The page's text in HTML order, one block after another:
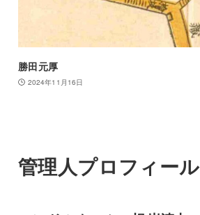
勝田元厚
2024年11月16日
管理人プロフィール